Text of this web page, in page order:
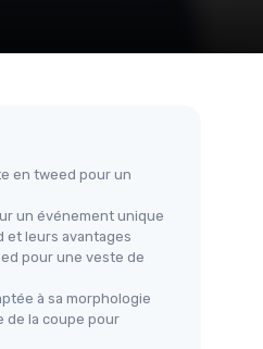
en tweed pour un
un événement unique
et leurs avantages
pour une veste de
à sa morphologie
de la coupe pour